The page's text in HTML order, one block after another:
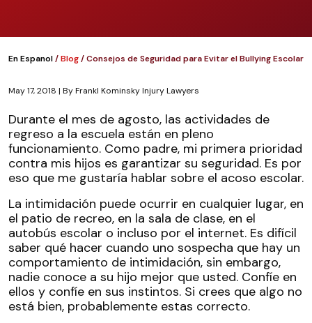
En Espanol/Blog/Consejos de Seguridad para Evitar el Bullying Escolar
May 17, 2018 | ByFrankl Kominsky Injury Lawyers
Consejos
de
Seguridad
para
Evitar
Bullying
Escolar
Durante el mes de agosto, las actividades de
regreso a la escuela están en pleno
funcionamiento. Como padre, mi primera prioridad
contra mis hijos es garantizar su seguridad. Es por
eso que me gustaría hablar sobre el acoso escolar.
La intimidación puede ocurrir en cualquier lugar, en
el patio de recreo, en la sala de clase, en el
autobús escolar o incluso por el internet. Es difícil
saber qué hacer cuando uno sospecha que hay un
comportamiento de intimidación, sin embargo,
nadie conoce a su hijo mejor que usted. Confíe en
ellos y confíe en sus instintos. Si crees que algo no
está bien, probablemente estas correcto.